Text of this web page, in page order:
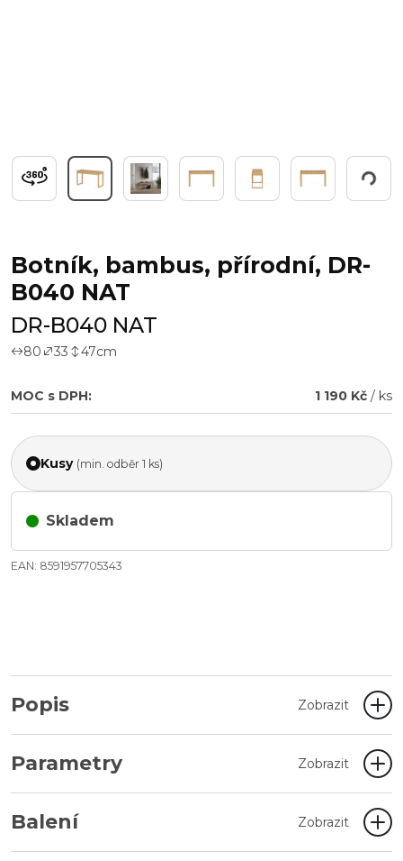
Pracuji...
Botník, bambus, přírodní, DR-
B040 NAT
DR-B040 NAT
80 33 47cm
MOC s DPH: 1 190 Kč / ks
Kusy (min. odběr 1 ks)
Skladem
EAN: 8591957705343
Popis Zobrazit
Parametry Zobrazit
Balení Zobrazit